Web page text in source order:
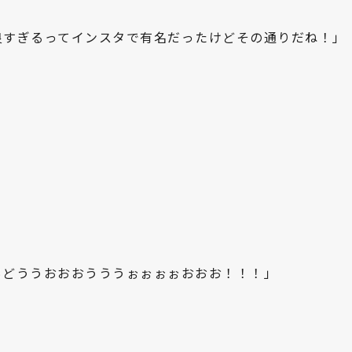
ぎるってインスタで有名だったけどその通りだね！」
ううおおおうううぉぉぉぉおおお！！！」